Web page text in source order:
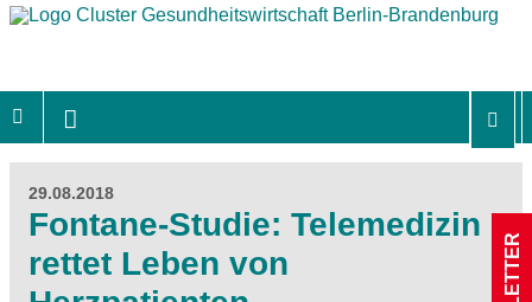
29.08.2018
Fontane-Studie: Telemedizin
rettet Leben von